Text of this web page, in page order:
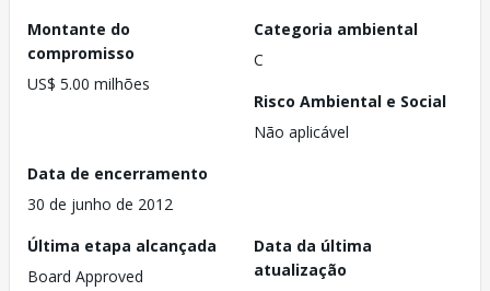
Montante do
compromisso
US$ 5.00 milhões
Categoria ambiental
C
Risco Ambiental e Social
Não aplicável
Data de encerramento
30 de junho de 2012
Última etapa alcançada
Board Approved
Data da última
atualização